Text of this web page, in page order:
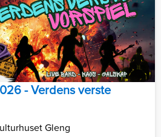
- Verdens verste
Gleng